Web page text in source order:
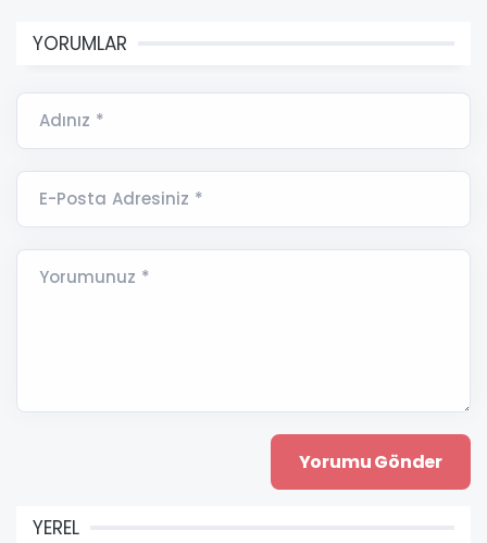
YORUMLAR
Adınız *
E-Posta Adresiniz *
Yorumunuz *
YEREL